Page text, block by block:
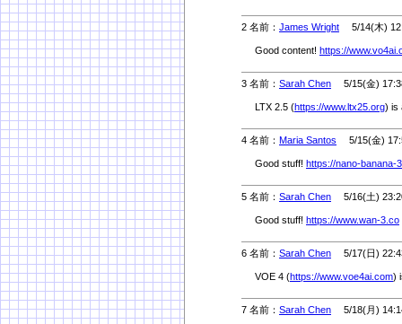
2 名前： James Wright 5/14(木)
Good content! https://
3 名前： Sarah Chen 5/15(金)
LTX 2.5 (https://www.ltx25.org) is
4 名前： Maria Santos 5/15(金)
Good stuff! https://nano-banana-
5 名前： Sarah Chen 5/16(土)
Good stuff! https://www.wan-3.co
6 名前： Sarah Chen 5/17(日)
VOE 4 (https://www.voe4ai.com)
7 名前： Sarah Chen 5/18(月)